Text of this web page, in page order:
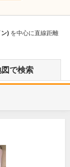
) を中心に直線距離
図で検索